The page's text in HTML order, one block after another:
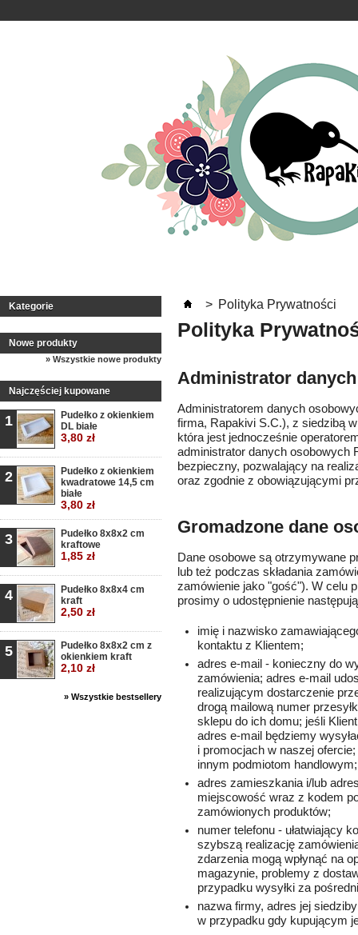
Kategorie
Nowe produkty
» Wszystkie nowe produkty
Najczęściej kupowane
1
Pudełko z okienkiem
DL białe
3,80 zł
2
Pudełko z okienkiem
kwadratowe 14,5 cm
białe
3,80 zł
3
Pudełko 8x8x2 cm
kraftowe
1,85 zł
4
Pudełko 8x8x4 cm
kraft
2,50 zł
5
Pudełko 8x8x2 cm z
okienkiem kraft
2,10 zł
» Wszystkie bestsellery
> Polityka Prywatności
Polityka
Administrator
Administratorem danych
firma, Rapakivi S.C.), z siedzibą
która jest jednocześnie
administrator danych osobowych
bezpieczny, pozwalający na
oraz zgodnie z obowiązującymi
Gromadzone dane
Dane osobowe są otrzymywane
lub też podczas składania
zamówienie jako "gość"). W celu
prosimy o udostępnienie
imię i nazwisko
kontaktu z Klientem;
adres e-mail - konieczny do
zamówienia; adres e-mail
realizującym dostarczenie
drogą mailową numer
sklepu do ich domu; jeśli
adres e-mail będziemy
i promocjach w naszej
innym podmiotom handlowym;
adres zamieszkania i/lub
miejscowość wraz z kodem
zamówionych produktów;
numer telefonu - ułatwiający
szybszą realizację
zdarzenia mogą wpłynąć na
magazynie, problemy z
przypadku wysyłki za
nazwa firmy, adres jej
w przypadku gdy kupującym